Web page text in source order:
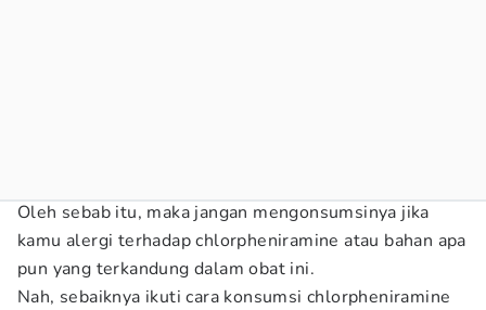
Oleh sebab itu, maka jangan mengonsumsinya jika
kamu alergi terhadap chlorpheniramine atau bahan apa
pun yang terkandung dalam obat ini.
Nah, sebaiknya ikuti cara konsumsi chlorpheniramine